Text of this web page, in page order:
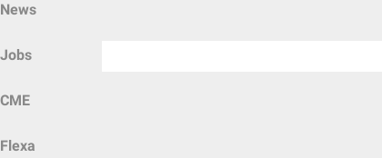
News
Jobs
CME
Flexa